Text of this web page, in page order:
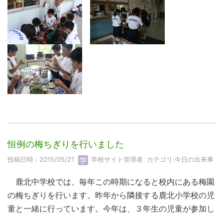
恒例の梅ちぎりを行いました
投稿日時 : 2015/05/21 学校サイト管理者 カテゴリ:今日の出来事
鹿北中学校では、毎年この時期になると校内にある梅園
の梅ちぎりを行います。昨年から隣接する鹿北小学校の児
童と一緒に行っています。今年は、３年生の児童が参加し